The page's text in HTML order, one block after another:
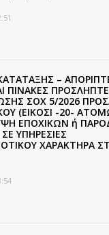
–
ΠΙΝΑΚΕΣ
ΣΟΧ 5/2026
(ΕΙΚΟΣΙ -20-
ΕΠΟΧΙΚΩΝ ή
ΥΠΗΡΕΣΙΕΣ
ΧΑΡΑΚΤΗΡΑ